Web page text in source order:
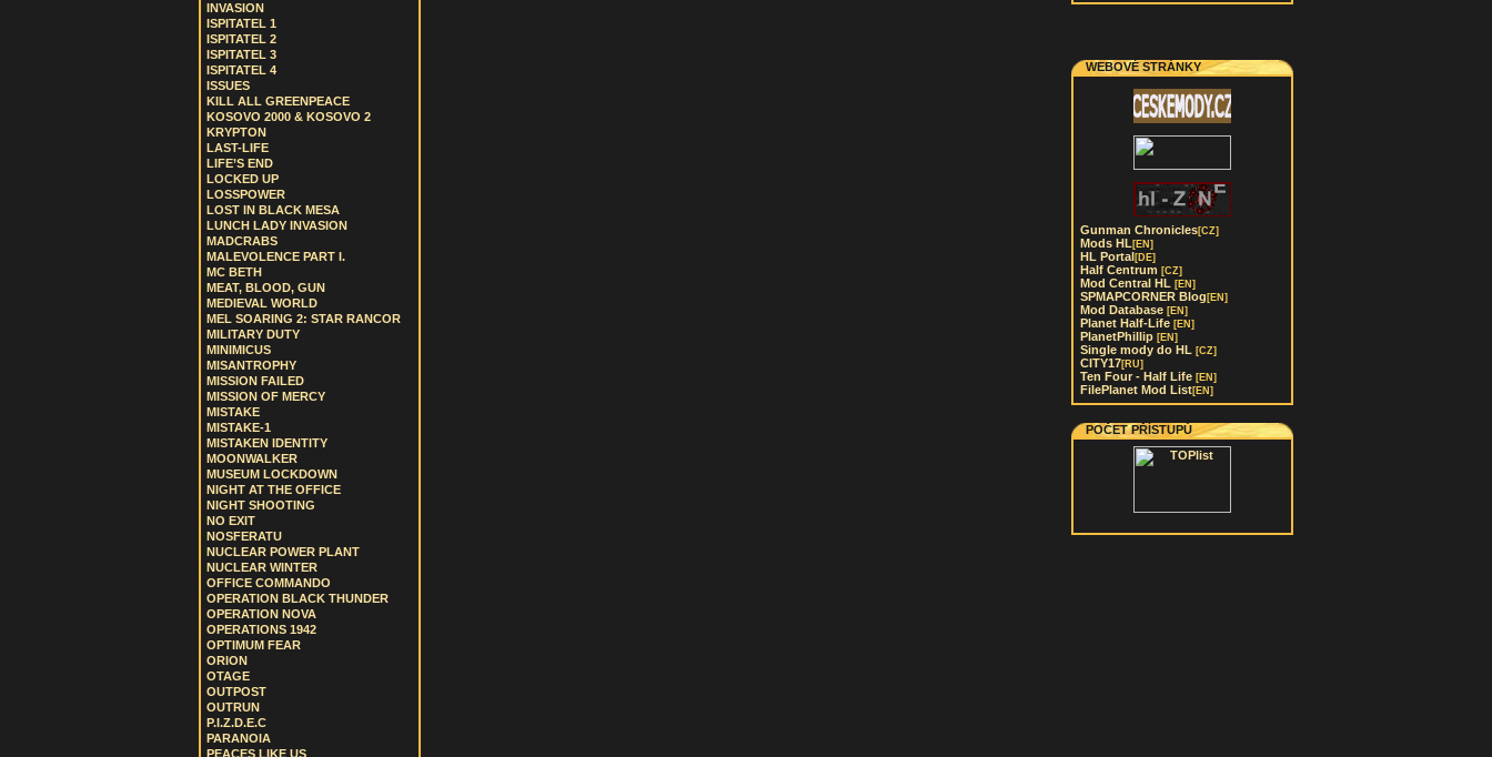
INVASION
ISPITATEL 1
ISPITATEL 2
ISPITATEL 3
ISPITATEL 4
ISSUES
KILL ALL GREENPEACE
KOSOVO 2000 & KOSOVO 2
KRYPTON
LAST-LIFE
LIFE’S END
LOCKED UP
LOSSPOWER
LOST IN BLACK MESA
LUNCH LADY INVASION
MADCRABS
MALEVOLENCE PART I.
MC BETH
MEAT, BLOOD, GUN
MEDIEVAL WORLD
MEL SOARING 2: STAR RANCOR
MILITARY DUTY
MINIMICUS
MISANTROPHY
MISSION FAILED
MISSION OF MERCY
MISTAKE
MISTAKE-1
MISTAKEN IDENTITY
MOONWALKER
MUSEUM LOCKDOWN
NIGHT AT THE OFFICE
NIGHT SHOOTING
NO EXIT
NOSFERATU
NUCLEAR POWER PLANT
NUCLEAR WINTER
OFFICE COMMANDO
OPERATION BLACK THUNDER
OPERATION NOVA
OPERATIONS 1942
OPTIMUM FEAR
ORION
OTAGE
OUTPOST
OUTRUN
P.I.Z.D.E.C
PARANOIA
PEACES LIKE US
WEBOVÉ STRÁNKY
Gunman Chronicles[CZ]
Mods HL [EN]
HL Portal[DE]
Half Centrum [CZ]
Mod Central HL [EN]
SPMAPCORNER Blog [EN]
Mod Database [EN]
Planet Half-Life [EN]
PlanetPhillip [EN]
Single mody do HL [CZ]
CITY17[RU]
Ten Four - Half Life [EN]
FilePlanet Mod List[EN]
POČET PŘÍSTUPŮ